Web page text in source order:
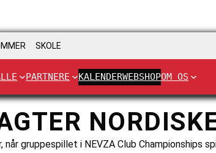
SKOLE
PARTNERE KALENDERWEBSHOPOM OS
gruppespillet i NEVZA Club